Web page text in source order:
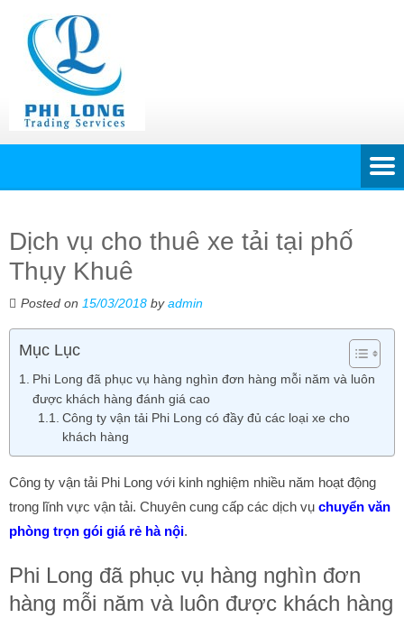
Dịch vụ cho thuê xe tải tại phố
Thụy Khuê
Posted on 15/03/2018 byadmin
Mục Lục
Phi Long đã phục vụ hàng nghìn đơn hàng mỗi năm và luôn
được khách hàng đánh giá cao
Công ty vận tải Phi Long có đầy đủ các loại xe cho
khách hàng
Công ty vận tải Phi Long với kinh nghiệm nhiều năm hoạt động
trong lĩnh vực vận tải. Chuyên cung cấp các dịch vụ chuyển văn
phòng trọn gói giá rẻ hà nội.
Phi Long đã phục vụ hàng nghìn đơn
hàng mỗi năm và luôn được khách hàng